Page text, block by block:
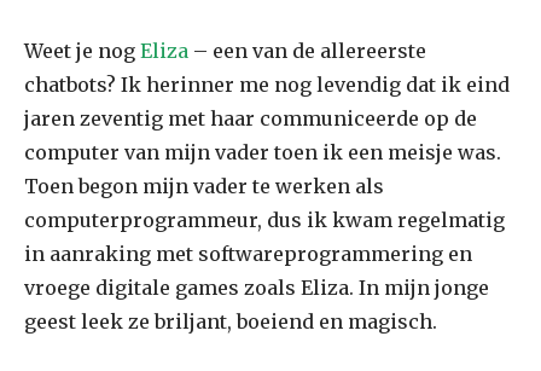
Weet je nog Eliza – een van de allereerste
chatbots? Ik herinner me nog levendig dat ik eind
jaren zeventig met haar communiceerde op de
computer van mijn vader toen ik een meisje was.
Toen begon mijn vader te werken als
computerprogrammeur, dus ik kwam regelmatig
in aanraking met softwareprogrammering en
vroege digitale games zoals Eliza. In mijn jonge
geest leek ze briljant, boeiend en magisch.